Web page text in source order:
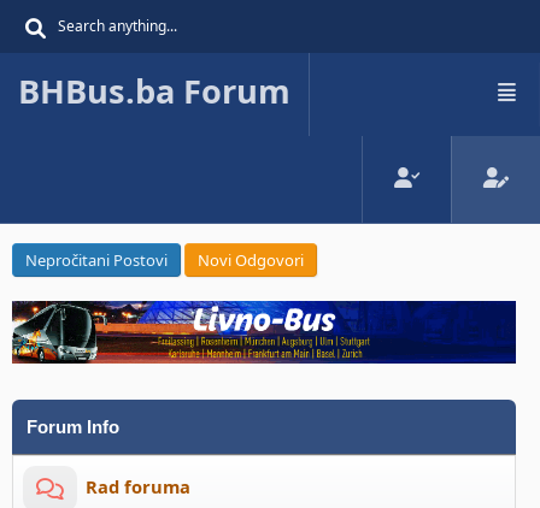
BHBus.ba Forum
Nepročitani Postovi Novi Odgovori
Forum Info
Rad foruma